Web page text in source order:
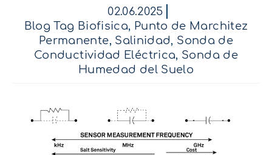
02.06.2025
Blog Tag Biofisica, Punto de Marchitez
Permanente, Salinidad, Sonda de
Conductividad Eléctrica, Sonda de
Humedad del Suelo